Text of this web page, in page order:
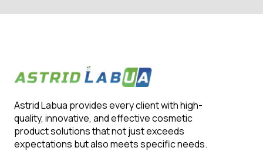
Astrid Labua provides every client with high-
quality, innovative, and effective cosmetic
product solutions that not just exceeds
expectations but also meets specific needs.